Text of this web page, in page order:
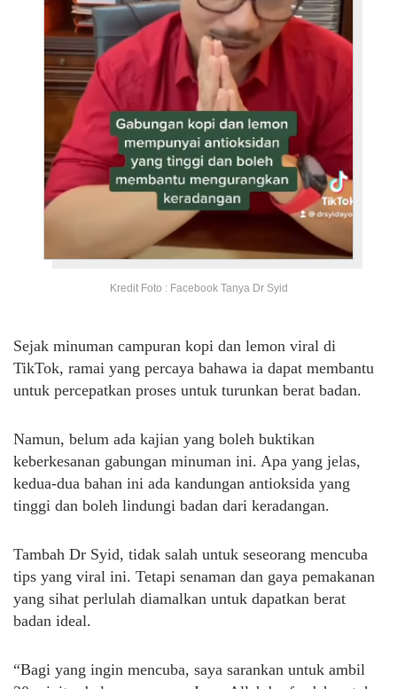
Kredit Foto : Facebook Tanya Dr Syid
Sejak minuman campuran kopi dan lemon viral di
TikTok, ramai yang percaya bahawa ia dapat membantu
untuk percepatkan proses untuk turunkan berat badan.
Namun, belum ada kajian yang boleh buktikan
keberkesanan gabungan minuman ini. Apa yang jelas,
kedua-dua bahan ini ada kandungan antioksida yang
tinggi dan boleh lindungi badan dari keradangan.
Tambah Dr Syid, tidak salah untuk seseorang mencuba
tips yang viral ini. Tetapi senaman dan gaya pemakanan
yang sihat perlulah diamalkan untuk dapatkan berat
badan ideal.
“Bagi yang ingin mencuba, saya sarankan untuk ambil